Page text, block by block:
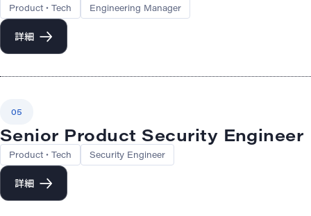
Product・Tech Engineering Manager
詳細
05
Senior Product Security Engineer
Product・Tech Security Engineer
詳細